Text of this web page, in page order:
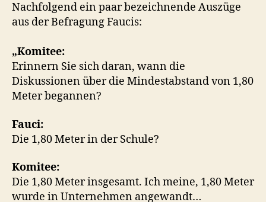
Nachfolgend ein paar bezeichnende Auszüge
aus der Befragung Faucis:
„Komitee:
Erinnern Sie sich daran, wann die
Diskussionen über die Mindestabstand von 1,80
Meter begannen?
Fauci:
Die 1,80 Meter in der Schule?
Komitee:
Die 1,80 Meter insgesamt. Ich meine, 1,80 Meter
wurde in Unternehmen angewandt…